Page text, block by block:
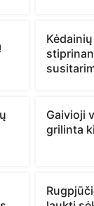
Gaivioji
grilinta